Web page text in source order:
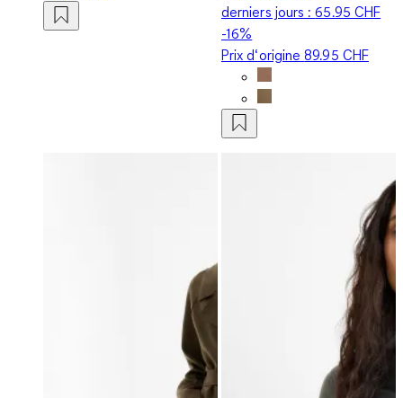
derniers jours :65.95 CHF
-16%
Prix d‘origine89.95 CHF